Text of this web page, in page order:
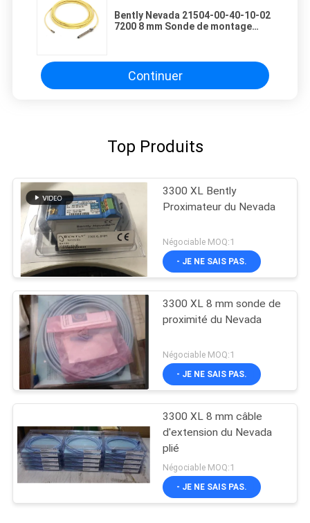
Bently Nevada 21504-00-40-10-02
7200 8 mm Sonde de montage
Continuer
Top Produits
3300 XL Bently
Proximateur du Nevada
Négociable MOQ:1
- JE NE SAIS PAS.
3300 XL 8 mm sonde de
proximité du Nevada
Négociable MOQ:1
- JE NE SAIS PAS.
3300 XL 8 mm câble
d'extension du Nevada
plié
Négociable MOQ:1
- JE NE SAIS PAS.